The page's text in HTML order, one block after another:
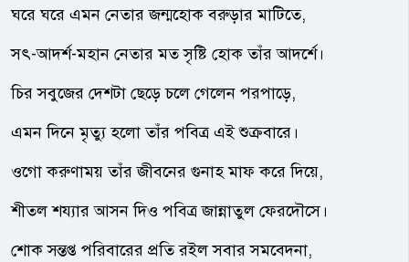
ঘরে ঘরে এমন নেতার জন্মহোক বরুড়ার মাটিতে,
সৎ-আদর্শ-মহান নেতার মত সৃষ্টি হোক তাঁর আদর্শে।
চির সবুজের দেশটা ছেড়ে চলে গেলেন পরপাড়ে,
এমন দিনে মৃত্যু হলো তাঁর পবিত্র এই শুক্রবারে।
ওগো করুণাময় তাঁর জীবনের গুনাহ মাফ করে দিয়ে,
শীতল শয্যার আসন দিও পবিত্র জান্নাতুল ফেরদৌসে।
শোক সন্তপ্ত পরিবারের প্রতি রইল সবার সমবেদনা,